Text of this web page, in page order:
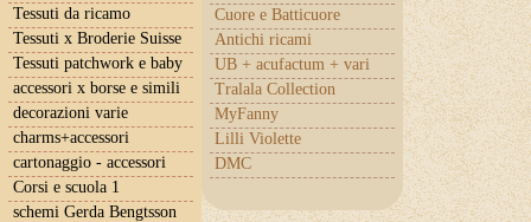
Cuore e Batticuore
Antichi ricami
UB + acufactum + vari
Tralala Collection
MyFanny
Lilli Violette
DMC
Tessuti da ricamo
Tessuti x Broderie Suisse
Tessuti patchwork e baby
accessori x borse e simili
decorazioni varie
charms+accessori
cartonaggio - accessori
Corsi e scuola 1
schemi Gerda Bengtsson